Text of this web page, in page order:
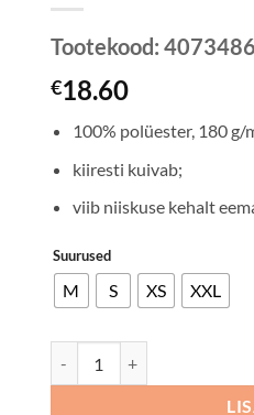
Tootekood:
€18.60
100% polüester, 180 g/
kiiresti kuivab;
viib niiskuse kehalt
Suurused
M S XS XXL